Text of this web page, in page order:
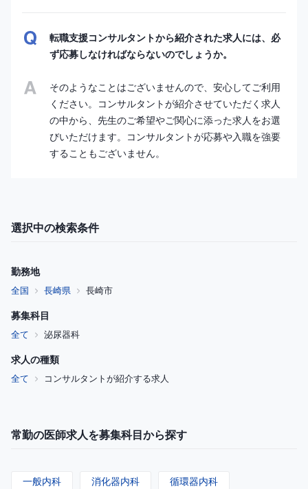
転職支援コンサルタントから紹介された求人には、必
ず応募しなければならないのでしょうか。
そのようなことはございませんので、安心してご利用
ください。コンサルタントが紹介させていただく求人
の中から、先生のご希望やご関心に添った求人をお選
びいただけます。コンサルタントが応募や入職を強要
することもございません。
選択中の検索条件
勤務地
全国 長崎県 長崎市
募集科目
全て 泌尿器科
求人の種類
全て コンサルタントが紹介する求人
常勤の医師求人を募集科目から探す
一般内科 消化器内科 循環器内科